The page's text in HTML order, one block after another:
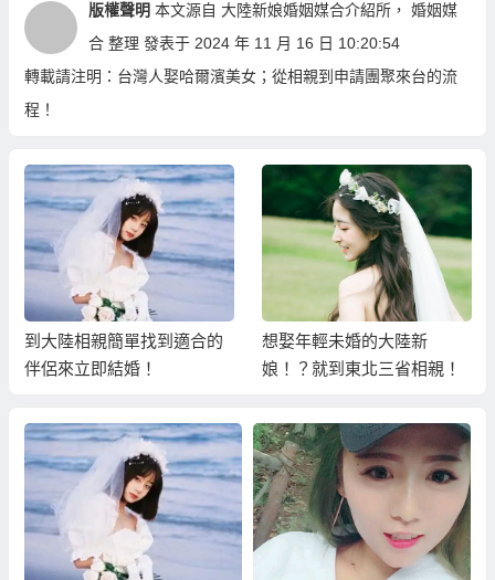
版權聲明 本文源自 大陸新娘婚姻媒合介紹所， 婚姻媒
合整理 發表于 2024 年 11 月 16 日 10:20:54
轉載請注明： 台灣人娶哈爾濱美女；從相親到申請團聚來台的流
程！
到大陸相親簡單找到適合的
伴侶來立即結婚！
想娶年輕未婚的大陸新
娘！？就到東北三省相親！